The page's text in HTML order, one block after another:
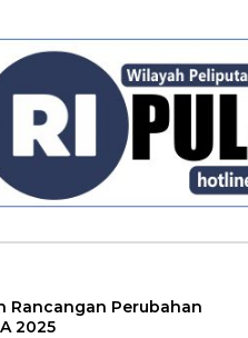
Rancangan Perubahan
2025